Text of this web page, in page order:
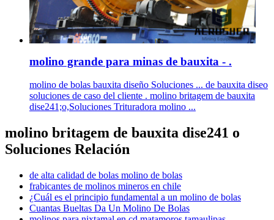
molino grande para minas de bauxita - .
molino de bolas bauxita diseño Soluciones ... de bauxita diseo
soluciones de caso del cliente . molino britagem de bauxita
dise241;o,Soluciones Trituradora molino ...
molino britagem de bauxita dise241 o
Soluciones Relación
de alta calidad de bolas molino de bolas
frabicantes de molinos mineros en chile
¿Cuál es el principio fundamental a un molino de bolas
Cuantas Bueltas Da Un Molino De Bolas